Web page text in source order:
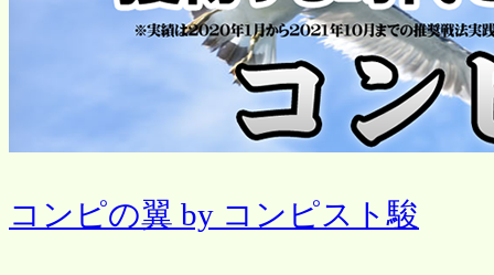
コンピの翼 by コンピスト駿